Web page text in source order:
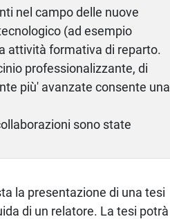
nel campo delle nuove
(ad esempio
attività formativa di reparto.
professionalizzante, di
più' avanzate consente una
sono state
la presentazione di una tesi
di un relatore. La tesi potrà